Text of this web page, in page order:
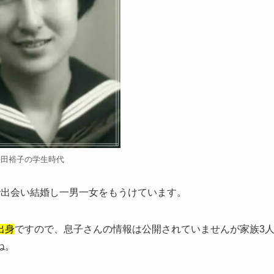
裕子の学生時代
会い結婚し一男一女をもうけています。
身ですので、息子さんの情報は公開されていませんが家族3人